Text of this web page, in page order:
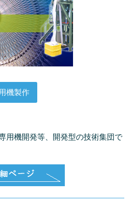
機製作
用機開発等、開発型の技術集団で